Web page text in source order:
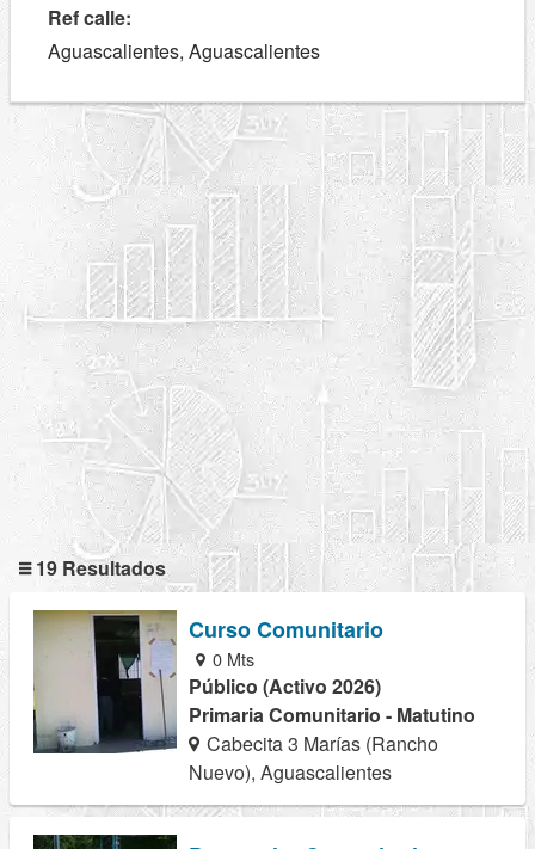
Ref calle:
Aguascalientes, Aguascalientes
19 Resultados
Curso Comunitario
0 Mts
Público (Activo 2026)
Primaria Comunitario - Matutino
Cabecita 3 Marías (Rancho
Nuevo), Aguascalientes